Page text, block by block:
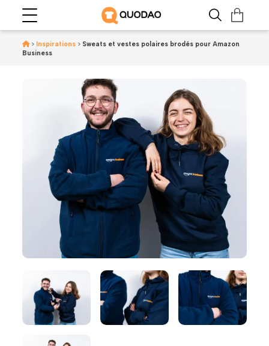
> Inspirations > Sweats et vestes polaires brodés pour Amazon
Business